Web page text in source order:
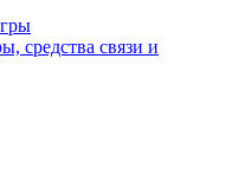
средства связи и